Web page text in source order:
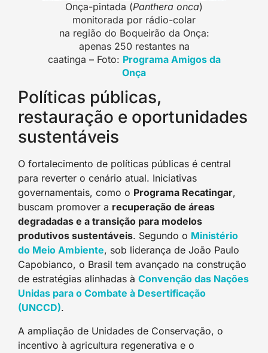
Onça-pintada (Panthera onca)
monitorada por rádio-colar
na região do Boqueirão da Onça:
apenas 250 restantes na
caatinga – Foto: Programa Amigos da
Onça
Políticas públicas,
restauração e oportunidades
sustentáveis
O fortalecimento de políticas públicas é central
para reverter o cenário atual. Iniciativas
governamentais, como o Programa Recatingar,
buscam promover a recuperação de áreas
degradadas e a transição para modelos
produtivos sustentáveis. Segundo o Ministério
do Meio Ambiente, sob liderança de João Paulo
Capobianco, o Brasil tem avançado na construção
de estratégias alinhadas à Convenção das Nações
Unidas para o Combate à Desertificação
(UNCCD).
A ampliação de Unidades de Conservação, o
incentivo à agricultura regenerativa e o